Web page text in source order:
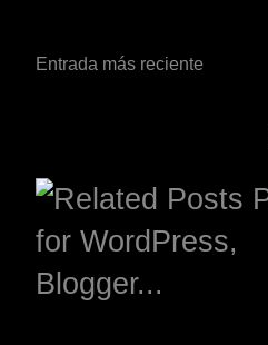
Entrada más reciente